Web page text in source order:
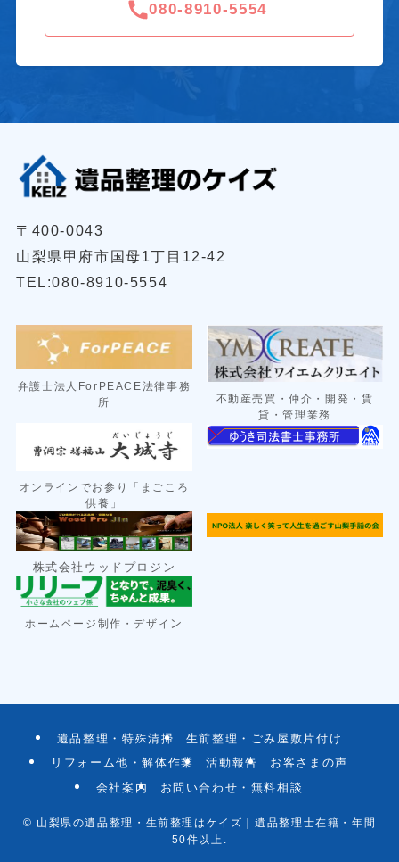
080-8910-5554
〒400-0043
山梨県甲府市国母1丁目12-42
TEL:080-8910-5554
弁護士法人ForPEACE法律事務
所
不動産売買・仲介・開発・賃
貸・管理業務
オンラインでお参り「まごころ
供養」
株式会社ウッドプロジン
ホームページ制作・デザイ ン
遺品整理・特殊清掃
生前整理・ごみ屋敷片付け
リフォーム他・解体作業
活動報告
お客さまの声
会社案内
お問い合わせ・無料相談
© 山梨県の遺品整理・生前整理はケイズ｜遺品整理士在籍・年間
50件以上.